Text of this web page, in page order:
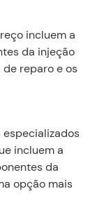
incluem a
da injeção
reparo e os
incluem a
da
opção mais